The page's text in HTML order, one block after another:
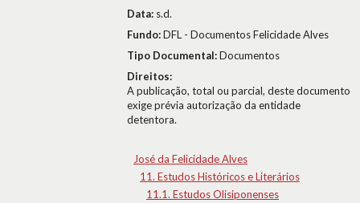
Data: s.d.
Fundo:DFL - Documentos Felicidade Alves
Tipo Documental:Documentos
Direitos:
A publicação, total ou parcial, deste documento
exige prévia autorização da entidade
detentora.
José da Felicidade Alves
11. Estudos Históricos e Literários
11.1. Estudos Olisiponenses